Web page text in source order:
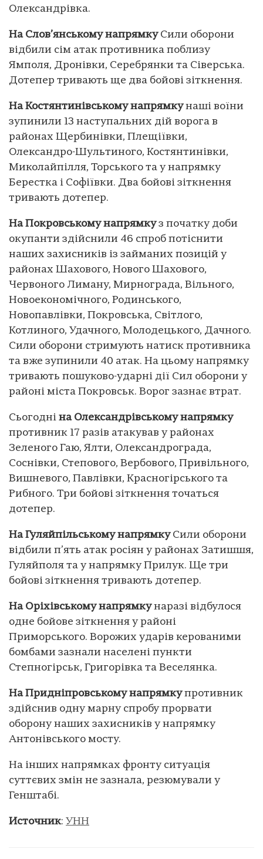
Олександрівка.
На Слов’янському напрямкуСили оборони
відбили сім атак противника поблизу
Ямполя, Дронівки, Серебрянки та Сіверська.
Дотепер тривають ще два бойові зіткнення.
На Костянтинівському напрямкунаші воїни
зупинили 13 наступальних дій ворога в
районах Щербинівки, Плещіївки,
Олександро-Шультиного, Костянтинівки,
Миколайпілля, Торського та у напрямку
Берестка і Софіївки. Два бойові зіткнення
тривають дотепер.
На Покровському напрямкуз початку доби
окупанти здійснили 46 спроб потіснити
наших захисників із займаних позицій у
районах Шахового, Нового Шахового,
Червоного Лиману, Мирнограда, Вільного,
Новоекономічного, Родинського,
Новопавлівки, Покровська, Світлого,
Котлиного, Удачного, Молодецького, Дачного.
Сили оборони стримують натиск противника
та вже зупинили 40 атак. На цьому напрямку
тривають пошуково-ударні дії Сил оборони у
районі міста Покровськ. Ворог зазнає втрат.
Сьогодні на Олександрівському напрямку
противник 17 разів атакував у районах
Зеленого Гаю, Ялти, Олександрограда,
Соснівки, Степового, Вербового, Привільного,
Вишневого, Павлівки, Красногірського та
Рибного. Три бойові зіткнення точаться
дотепер.
На Гуляйпільському напрямкуСили оборони
відбили п’ять атак росіян у районах Затишшя,
Гуляйполя та у напрямку Прилук. Ще три
бойові зіткнення тривають дотепер.
На Оріхівському напрямкунаразі відбулося
одне бойове зіткнення у районі
Приморського. Ворожих ударів керованими
бомбами зазнали населені пункти
Степногірськ, Григорівка та Веселянка.
На Придніпровському напрямкупротивник
здійснив одну марну спробу прорвати
оборону наших захисників у напрямку
Антонівського мосту.
На інших напрямках фронту ситуація
суттєвих змін не зазнала, резюмували у
Генштабі.
Источник: УНН